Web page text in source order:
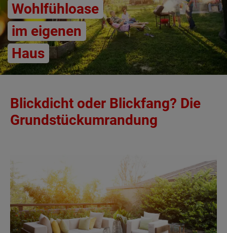
Wohlfühloase
im eigenen
Haus
Blickdicht oder Blickfang? Die
Grundstückumrandung